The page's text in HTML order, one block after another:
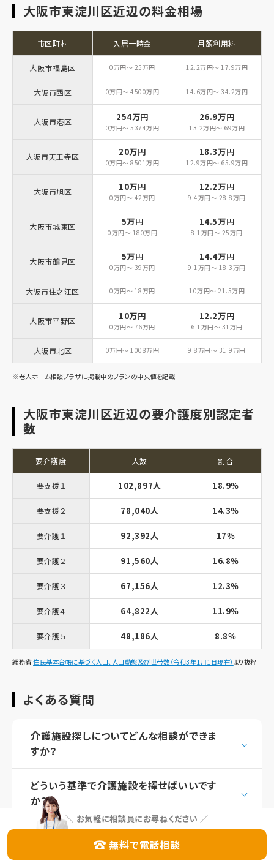
大阪市東淀川区近辺の料金相場
市区町村 入居一時金 月額利用料
大阪市福島区 0万円～ 25万円 12.2万円～ 17.9万円
大阪市西区 0万円～ 4500万円 14.6万円～ 34.2万円
大阪市港区 254万円
0万円～ 5374万円
26.9万円
13.2万円～ 69万円
大阪市天王寺区 20万円
0万円～ 8501万円
18.3万円
12.9万円～ 65.9万円
大阪市旭区 10万円
0万円～ 42万円
12.2万円
9.4万円～ 28.8万円
大阪市城東区 5万円
0万円～ 180万円
14.5万円
8.1万円～ 25万円
大阪市鶴見区 5万円
0万円～ 39万円
14.4万円
9.1万円～ 18.3万円
大阪市住之江区 0万円～ 18万円 10万円～ 21.5万円
大阪市平野区 10万円
0万円～ 76万円
12.2万円
6.1万円～ 31万円
大阪市北区 0万円～ 1008万円 9.8万円～ 31.9万円
※老人ホーム相談プラザに掲載中のプランの中央値を記載
大阪市東淀川区近辺の要介護度別認定者
数
要介護度 人数 割合
要支援１ 102,897人 18.9％
要支援２ 78,040人 14.3％
要介護１ 92,392人 17％
要介護２ 91,560人 16.8％
要介護３ 67,156人 12.3％
要介護４ 64,822人 11.9％
要介護５ 48,186人 8.8％
総務省住民基本台帳に基づく人口、人口動態及び世帯数（令和3年1月1日現在） より抜粋
よくある質問
介護施設探しについてどんな相談ができま
すか？
どういう基準で介護施設を探せばいいです
か？
＼ お気軽に相談員にお尋ねください ／
無料で電話相談